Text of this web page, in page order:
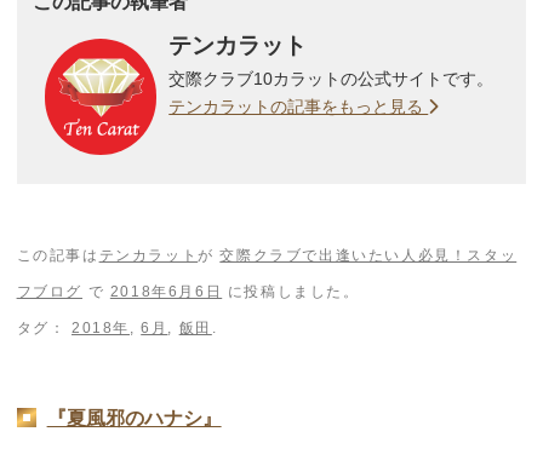
テンカラット
交際クラブ10カラットの公式サイトです。
テンカラットの記事をもっと見る
この記事は テンカラットが交際クラブで出逢いたい人必見！スタッ
フブログ で 2018年6月6日 に投稿しました。
タグ： 2018年 ,6月 飯田
『夏風邪のハナシ』